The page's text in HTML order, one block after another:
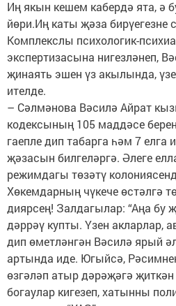
Иң якын кешем кабердә ята, ә
йөри.Иң каты җәза бирүегезне
Комплекслы психологик-
экспертизасына нигезләнеп,
җинаять эшен үз акылында,
ителде.
– Сәлмәнова Вәсилә Айрат
кодексының 105 маддәсе
гаепле дип табарга һәм 7 елга
җәзасын билгеләргә. Әлеге
режимдагы төзәтү
Хөкемдарның чүкече өстәлгә
диярсең! Залдагылар: “Аңа бу
дәррәү купты. Үзен акларлар,
дип өметләнгән Вәсилә ярый
артында иде. Югыйсә,
өзгәләп атыр дәрәҗәгә
богаулар кигезеп, хатынны